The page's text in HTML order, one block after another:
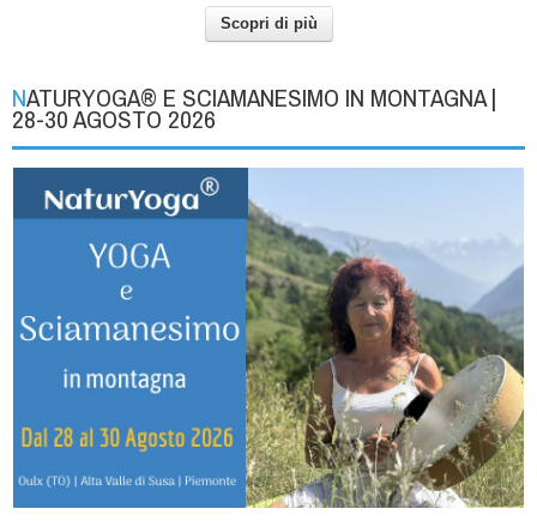
Scopri di più
NATURYOGA® E SCIAMANESIMO IN MONTAGNA |
28-30 AGOSTO 2026